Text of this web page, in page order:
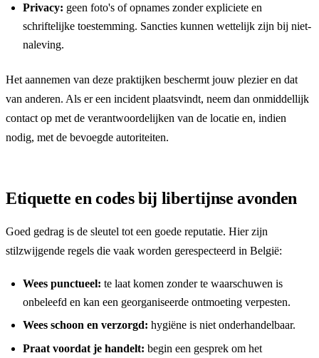
Privacy: geen foto's of opnames zonder expliciete en
schriftelijke toestemming. Sancties kunnen wettelijk zijn bij niet-
naleving.
Het aannemen van deze praktijken beschermt jouw plezier en dat
van anderen. Als er een incident plaatsvindt, neem dan onmiddellijk
contact op met de verantwoordelijken van de locatie en, indien
nodig, met de bevoegde autoriteiten.
Etiquette en codes bij libertijnse avonden
Goed gedrag is de sleutel tot een goede reputatie. Hier zijn
stilzwijgende regels die vaak worden gerespecteerd in België:
Wees punctueel: te laat komen zonder te waarschuwen is
onbeleefd en kan een georganiseerde ontmoeting verpesten.
Wees schoon en verzorgd: hygiëne is niet onderhandelbaar.
Praat voordat je handelt: begin een gesprek om het